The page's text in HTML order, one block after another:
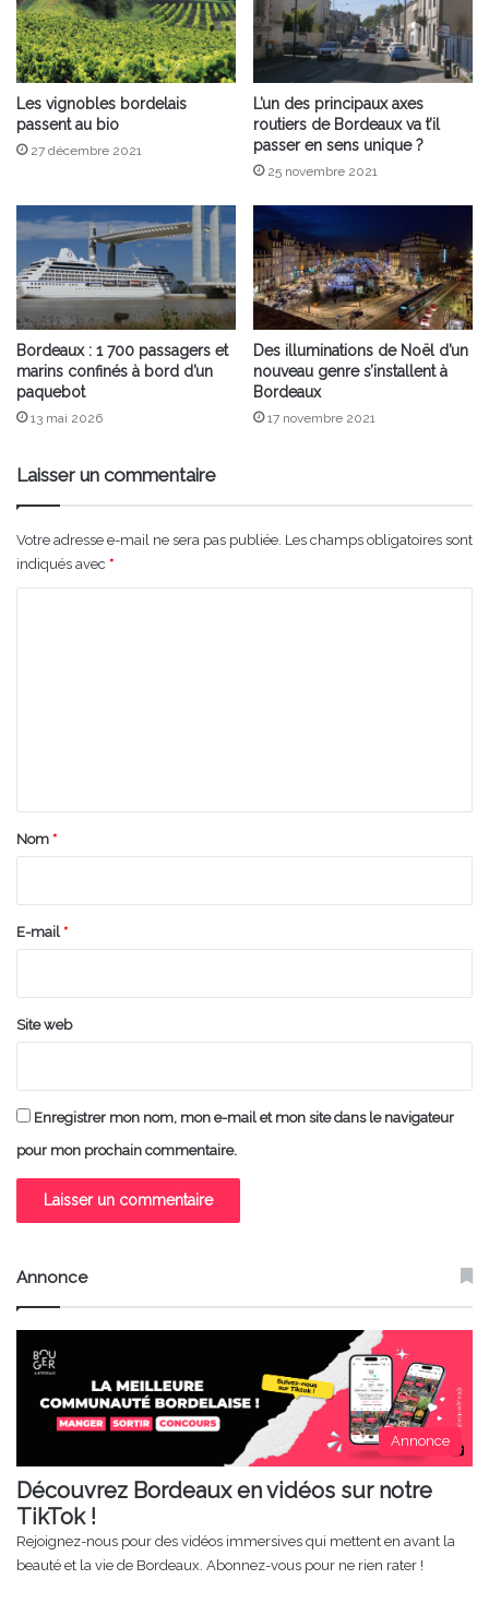
Les vignobles bordelais
passent au bio
27 décembre 2021
L’un des principaux axes
routiers de Bordeaux va t’il
passer en sens unique ?
25 novembre 2021
Bordeaux : 1 700 passagers et
marins confinés à bord d’un
paquebot
13 mai 2026
Des illuminations de Noël d’un
nouveau genre s’installent à
Bordeaux
17 novembre 2021
Laisser un commentaire
Votre adresse e-mail ne sera pas publiée. Les champs obligatoires sont
indiqués avec *
a
e
Nom *
E-mail *
Site web
Enregistrer mon nom, mon e-mail et mon site dans le navigateur
pour mon prochain commentaire.
Annonce
Annonce
Découvrez Bordeaux en vidéos sur notre
TikTok !
Rejoignez-nous pour des vidéos immersives qui mettent en avant la
beauté et la vie de Bordeaux. Abonnez-vous pour ne rien rater !